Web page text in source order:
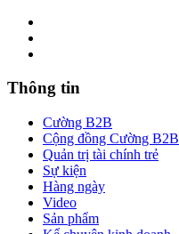
Thông tin
Cường B2B
Cộng đồng Cường B2B
Quản trị tài chính trẻ
Sự kiện
Hàng ngày
Video
Sản phẩm